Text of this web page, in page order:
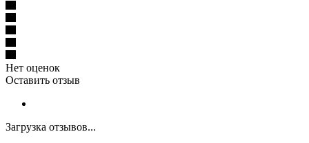
Нет оценок
Оставить отзыв
Загрузка отзывов...